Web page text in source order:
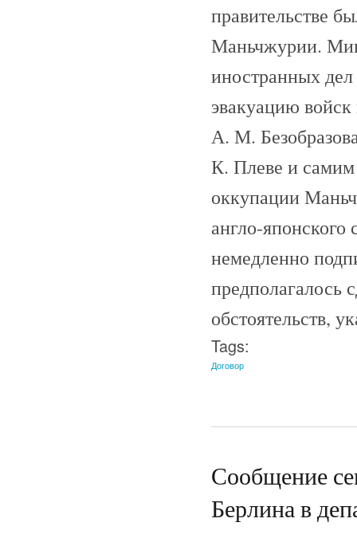
правительстве
Маньчжурии.
иностранных
эвакуацию
А. М.
К. Плеве и самим
оккупации
англо-японского
немедленно
предполагалось
обстоятельств,
Tags:
Договор
Сообщение
Берлина в